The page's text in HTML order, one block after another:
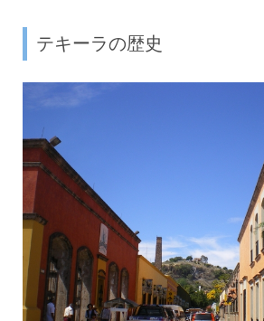
テキーラの歴史